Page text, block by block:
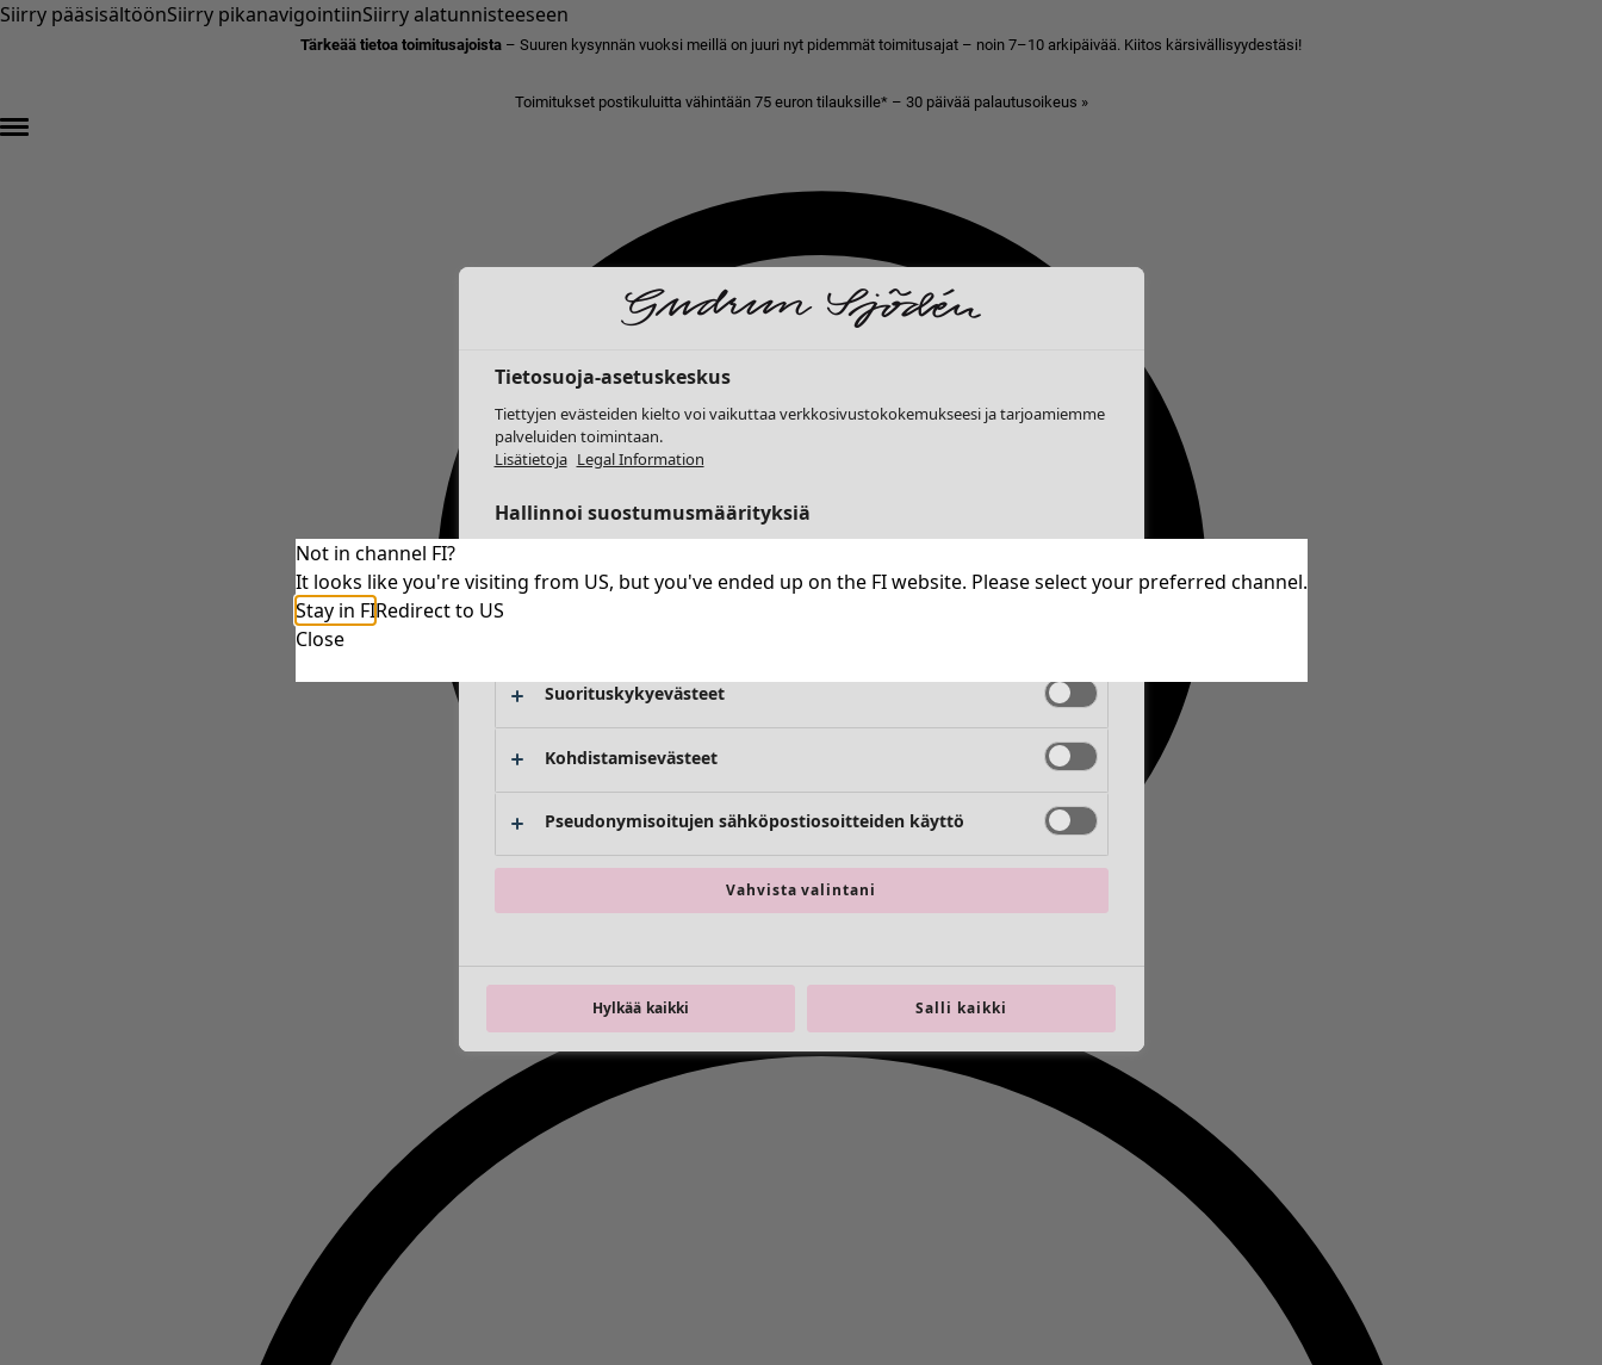
Siirry pääsisältöönSiirry pikanavigointiinSiirry alatunnisteeseen
Tärkeää tietoa toimitusajoista – Suuren kysynnän vuoksi meillä on juuri nyt pidemmät toimitusajat – noin 7–10 arkipäivää. Kiitos kärsivällisyydestäsi!
Toimitukset postikuluitta vähintään 75 euron tilauksille* – 30 päivää palautusoikeus »
Not in channel FI?
It looks like you're visiting from US, but you've ended up on the FI website. Please select your preferred channel.
Stay in FIRedirect to US
Close
Tietosuoja-asetuskeskus
Tiettyjen evästeiden kielto voi vaikuttaa verkkosivustokokemukseesi ja tarjoamiemme
palveluiden toimintaan.
Lisätietoja Legal Information
Hallinnoi suostumusmäärityksiä
Välttämättömät evästeet Aina aktiivinen
Suorituskykyevästeet
Kohdistamisevästeet
Pseudonymisoitujen sähköpostiosoitteiden käyttö
Vahvista valintani
Hylkää kaikki Salli kaikki